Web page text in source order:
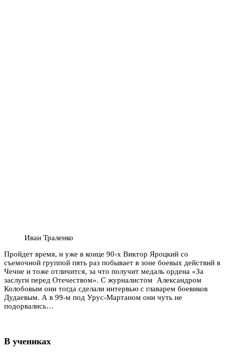
Иван Траленко
Пройдет время, и уже в конце 90-х Виктор Яроцкий со
съемочной группой пять раз побывает в зоне боевых действий в
Чечне и тоже отличится, за что получит медаль ордена «За
заслуги перед Отечеством». С журналистом Александром
Колобовым они тогда сделали интервью с главарем боевиков
Дудаевым. А в 99-м под Урус-Мартаном они чуть не
подорвались…
В учениках